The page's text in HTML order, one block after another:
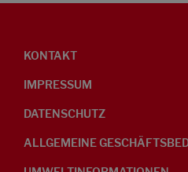
KONTAKT
IMPRESSUM
DATENSCHUTZ
ALLGEMEINE